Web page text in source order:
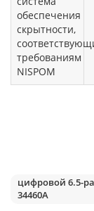
обеспечения
скрытности,
требованиям
NISPOM
цифровой 6.5-
34460A